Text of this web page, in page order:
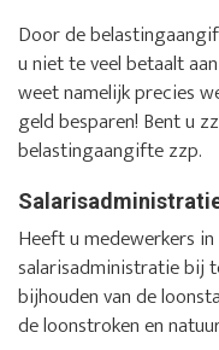
Door de
u niet te veel betaalt
weet namelijk precies
geld besparen! Bent u
belastingaangifte zzp.
Heeft u medewerkers
salarisadministratie bij
bijhouden van de
de loonstroken en